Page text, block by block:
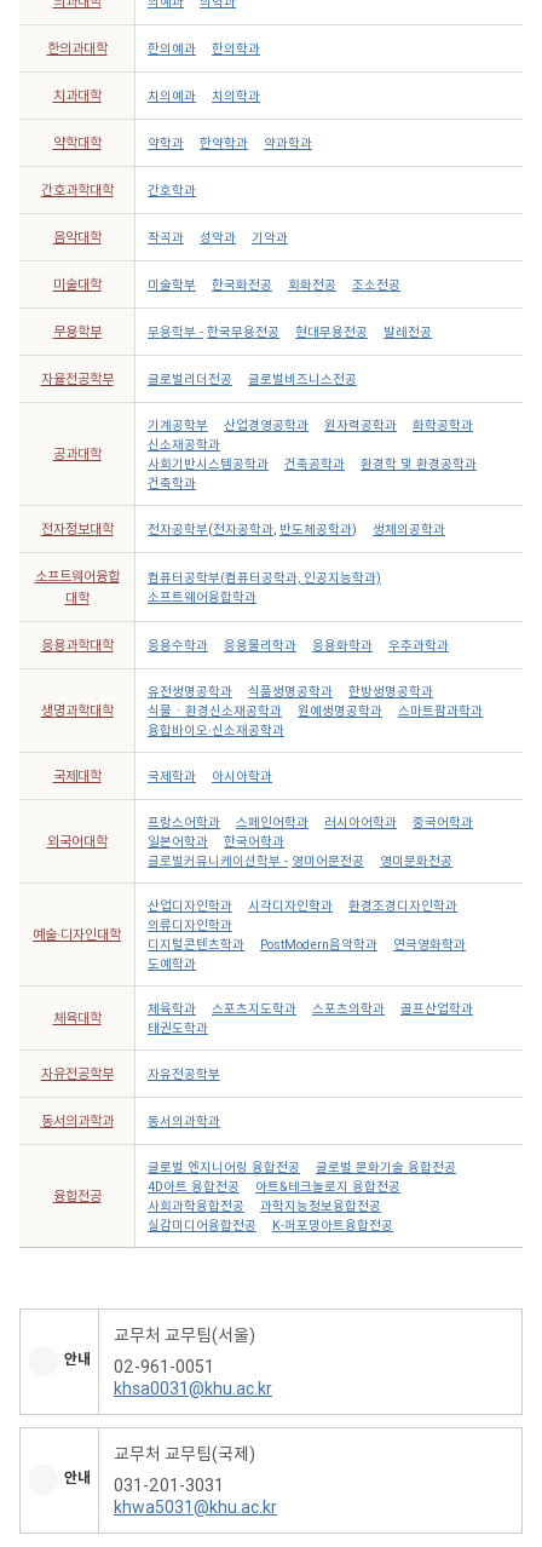
한의과대학 한의예과 한의학과
치과대학 치의예과 치의학과
약학대학 약학과 한약학과 약과학과
간호과학대학 간호학과
음악대학 작곡과 성악과 기악과
미술대학 미술학부 한국화전공 회화전공 조소전공
무용학부 무용학부 - 한국무용전공 현대무용전공 발레전공
자율전공학부 글로벌리더전공 글로벌비즈니스전공
공과대학
기계공학부 산업경영공학과 원자력공학과
화학공학과
신소재공학과
사회기반시스템공학과
건축공학과
환경학 및 환경공학과
건축학과
전자정보대학 전자공학부(전자공학과, 반도체공학과) 생체의공학과
소프트웨어융합
대학
컴퓨터공학부(컴퓨터공학과, 인공지능학과)
소프트웨어융합학과
응용과학대학 응용수학과 응용물리학과 응용화학과 우주과학과
생명과학대학
유전생명공학과 식품생명공학과
한방생명공학과
식물ㆍ환경신소재공학과
원예생명공학과
스마트팜과학과
융합바이오·신소재공학과
국제대학 국제학과 아시아학과
외국어대학
프랑스어학과 스페인어학과 러시아어학과
중국어학과
일본어학과
한국어학과
글로벌커뮤니케이션학부 - 영미어문전공 영미문화전공
예술·디자인대학
산업디자인학과 시각디자인학과
환경조경디자인학과
의류디자인학과
디지털콘텐츠학과
PostModern음악학과
연극영화학과
도예학과
체육대학
체육학과 스포츠지도학과 스포츠의학과
골프산업학과
태권도학과
자유전공학부 자유전공학부
동서의과학과 동서의과학과
융합전공
글로벌 엔지니어링 융합전공
글로벌 문화기술 융합전공
4D아트 융합전공
아트&테크놀로지 융합전공
사회과학융합전공
과학지능정보융합전공
실감미디어융합전공
K-퍼포밍아트융합전공
안내
교무처 교무팀(서울)
02-961-0051
khsa0031@khu.ac.kr
안내
교무처 교무팀(국제)
031-201-3031
khwa5031@khu.ac.kr